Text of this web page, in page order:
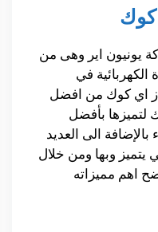
كوك
يونيون اير وهى من
في
اي كوك من افضل
لتميزها بأفضل
الى العديد
يتميز وبها ومن خلال
اهم مميزاته